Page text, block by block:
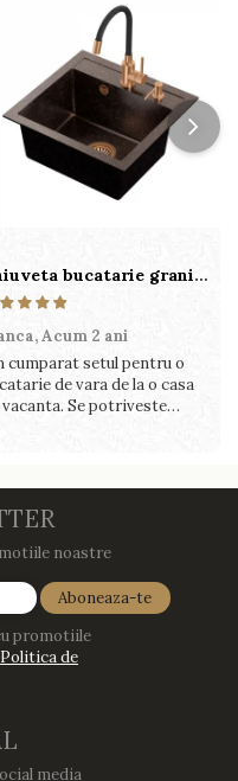
Chiuveta bucatarie granit cu finisaj negru perlat/cupru Steingran Art Copper cu dozator si baterie Quadron
Acum 2 ani
cumparat setul pentru o
de vara de la o casa
vacanta. Se potriveste
!
noastre
promotiile
Politica de
media